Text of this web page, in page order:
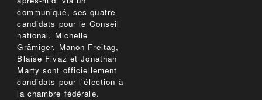
communiqué, ses quatre
candidats pour le Conseil
national. Michelle
Grämiger, Manon Freitag,
Blaise Fivaz et Jonathan
Marty sont officiellement
candidats pour l'élection à
la chambre fédérale.